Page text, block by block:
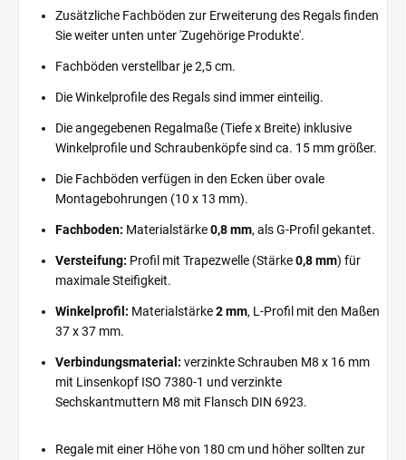
Zusätzliche Fachböden zur Erweiterung des Regals finden
Sie weiter unten unter 'Zugehörige Produkte'.
Fachböden verstellbar je 2,5 cm.
Die Winkelprofile des Regals sind immer einteilig.
Die angegebenen Regalmaße (Tiefe x Breite) inklusive
Winkelprofile und Schraubenköpfe sind ca. 15 mm größer.
Die Fachböden verfügen in den Ecken über ovale
Montagebohrungen (10 x 13 mm).
Fachboden: Materialstärke0,8 mm, als G-Profil gekantet.
Versteifung: Profil mit Trapezwelle (Stärke0,8 mm) für
maximale Steifigkeit.
Winkelprofil: Materialstärke2 mm, L-Profil mit den Maßen
37 x 37 mm.
Verbindungsmaterial: verzinkte Schrauben M8 x 16 mm
mit Linsenkopf ISO 7380-1 und verzinkte
Sechskantmuttern M8 mit Flansch DIN 6923.
Regale mit einer Höhe von 180 cm und höher sollten zur